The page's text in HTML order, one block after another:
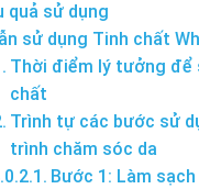
quả sử dụng
sử dụng Tinh chất
Thời điểm lý tưởng để
chất
Trình tự các bước sử
trình chăm sóc da
Bước 1: Làm sạch